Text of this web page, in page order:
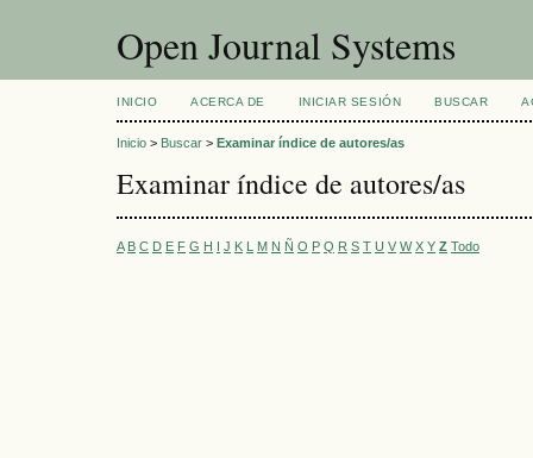
Open Journal Systems
INICIO ACERCA DE INICIAR SESIÓN BUSCAR
Inicio > Buscar > Examinar índice de autores/as
Examinar índice de autores/as
A B C D E F G H I J K L M N Ñ O P Q R S T U V W X Y Z Todo